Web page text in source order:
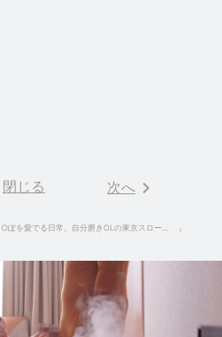
閉じる 次へ keyboard_arrow_right